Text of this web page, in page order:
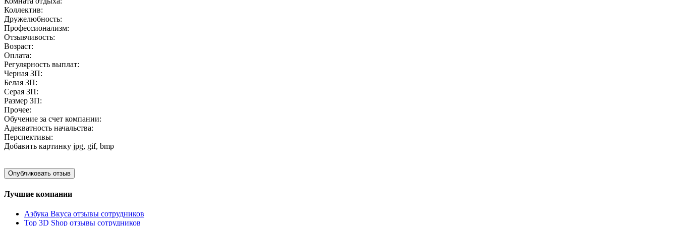
Коллектив:
Дружелюбность:
Профессионализм:
Отзывчивость:
Возраст:
Оплата:
Регулярность выплат:
Черная ЗП:
Белая ЗП:
Серая ЗП:
Размер ЗП:
Прочее:
Обучение за счет компании:
Адекватность начальства:
Перспективы:
Добавить картинку jpg, gif, bmp
Лучшие компании
Азбука Вкуса отзывы сотрудников
Top 3D Shop отзывы сотрудников